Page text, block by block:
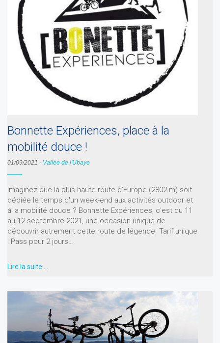
Bonnette Expériences, place à la
mobilité douce !
01/09/2021 - Vallée de l'Ubaye
Imaginez que la plus haute route d'Europe (2802 m) soit
dédiée le temps d'un week-end aux activités outdoor et
à la mobilité douce ? Bonnette Expériences, c'est du 11
au 12 septembre 2021, une occasion unique de
découvrir autrement cette route de légende. Tarif unique
: Pass pour 2 jours…
Lire la suite …